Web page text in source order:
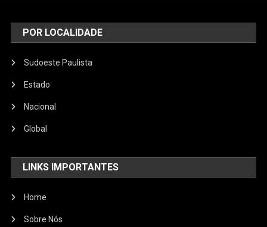
POR LOCALIDADE
Sudoeste Paulista
Estado
Nacional
Global
LINKS IMPORTANTES
Home
Sobre Nós